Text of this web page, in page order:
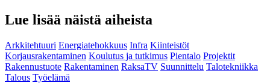
Lue lisää näistä aiheista
Arkkitehtuuri Energiatehokkuus Infra Kiinteistöt
Korjausrakentaminen Koulutus ja tutkimus Pientalo Projektit
Rakennustuote Rakentaminen RaksaTV Suunnittelu Talotekniikka
Talous Työelämä